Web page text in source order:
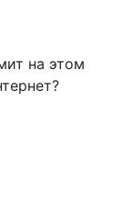
на этом